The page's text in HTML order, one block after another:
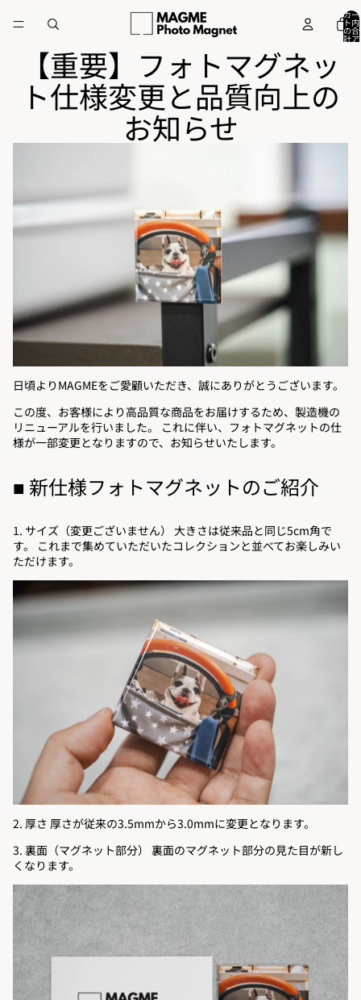
カー
ト内
の合
計ア
イテ
【重要】フォトマグネッ
ト仕様変更と品質向上の
お知らせ
日頃よりMAGMEをご愛顧いただき、誠にありがとうございます。
この度、お客様により高品質な商品をお届けするため、製造機の
リニューアルを行いました。 これに伴い、フォトマグネットの仕
様が一部変更となりますので、お知らせいたします。
■ 新仕様フォトマグネットのご紹介
1. サイズ（変更ございません） 大きさは従来品と同じ5cm角で
す。 これまで集めていただいたコレクションと並べてお楽しみい
ただけます。
2. 厚さ 厚さが従来の3.5mmから3.0mmに変更となります。
3. 裏面（マグネット部分） 裏面のマグネット部分の見た目が新し
くなります。